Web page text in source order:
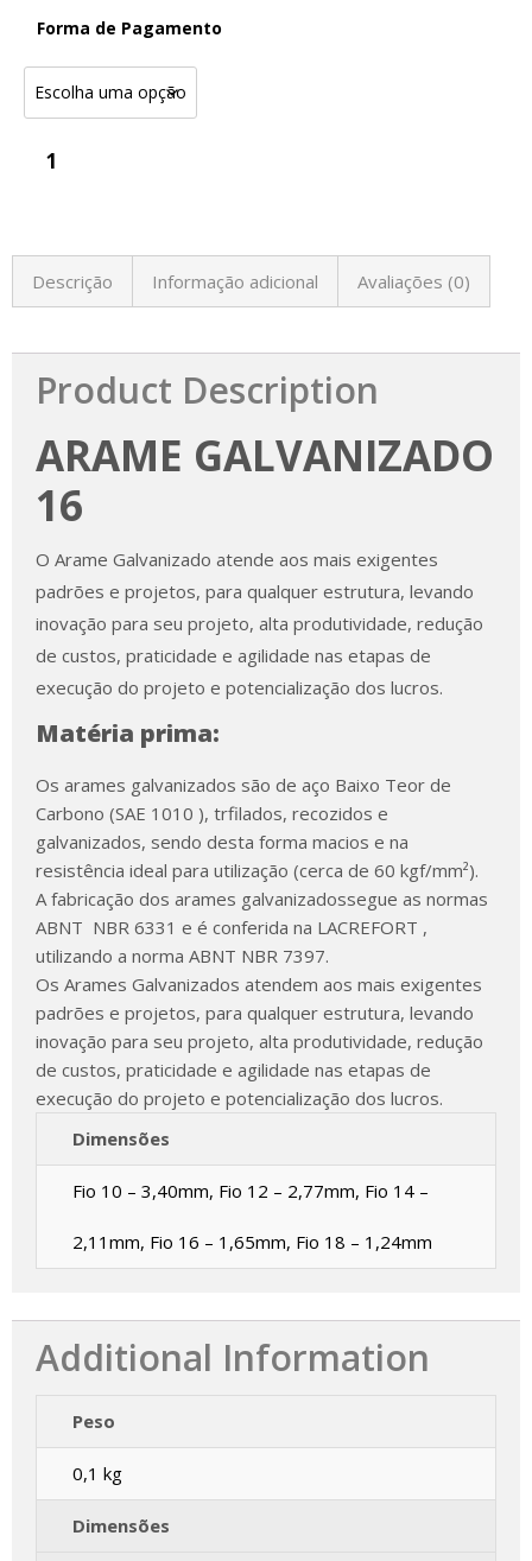
Forma de Pagamento
Descrição Informação adicional Avaliações (0)
Product Description
ARAME GALVANIZADO
16
O Arame Galvanizado atende aos mais exigentes
padrões e projetos, para qualquer estrutura, levando
inovação para seu projeto, alta produtividade, redução
de custos, praticidade e agilidade nas etapas de
execução do projeto e potencialização dos lucros.
Matéria prima:
Os arames galvanizados são de aço Baixo Teor de
Carbono (SAE 1010 ), trfilados, recozidos e
galvanizados, sendo desta forma macios e na
resistência ideal para utilização (cerca de 60 kgf/mm²).
A fabricação dos arames galvanizadossegue as normas
ABNT NBR 6331 e é conferida na LACREFORT ,
utilizando a norma ABNT NBR 7397.
Os Arames Galvanizados atendem aos mais exigentes
padrões e projetos, para qualquer estrutura, levando
inovação para seu projeto, alta produtividade, redução
de custos, praticidade e agilidade nas etapas de
execução do projeto e potencialização dos lucros.
Dimensões
Fio 10 – 3,40mm, Fio 12 – 2,77mm, Fio 14 –
2,11mm, Fio 16 – 1,65mm, Fio 18 – 1,24mm
Additional Information
Peso
0,1 kg
Dimensões